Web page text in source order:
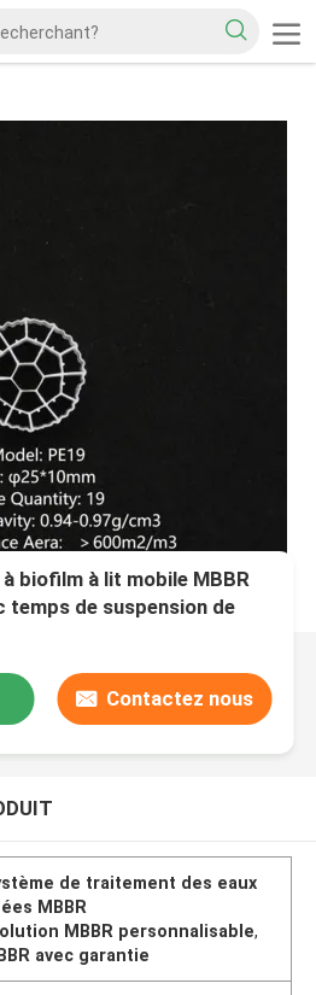
biofilm à lit mobile MBBR
temps de suspension de
Contactez nous
de traitement des eaux
MBBR
MBBR personnalisable,
avec garantie